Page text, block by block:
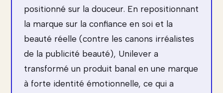
positionné sur la douceur. En repositionnant
la marque sur la confiance en soi et la
beauté réelle (contre les canons irréalistes
de la publicité beauté), Unilever a
transformé un produit banal en une marque
à forte identité émotionnelle, ce qui a